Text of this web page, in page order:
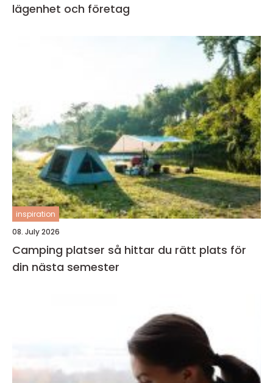
lägenhet och företag
inspiration
08. July 2026
Camping platser så hittar du rätt plats för
din nästa semester